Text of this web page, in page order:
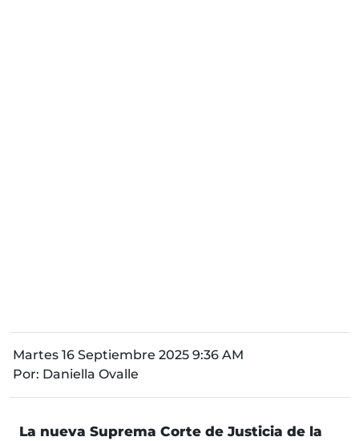
Martes 16 Septiembre 2025 9:36 AM
Por: Daniella Ovalle
La nueva Suprema Corte de Justicia de la